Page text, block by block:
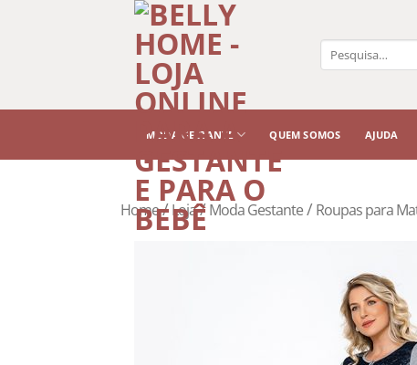
Pesquisar
MODA GESTANTE QUEM SOMOS AJUDA
Home/Loja/Moda Gestante/Roupas para